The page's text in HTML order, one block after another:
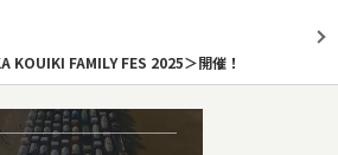
KOUIKI FAMILY FES 2025＞開催！